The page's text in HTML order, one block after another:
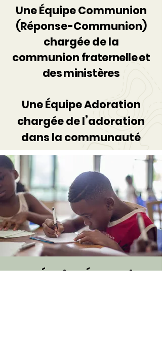
Une Équipe Communion
(Réponse-Communion)
chargée de la
communion fraternelle et
des ministères
Une Équipe Adoration
chargée de l’adoration
dans la communauté
Une Équipe Éducation